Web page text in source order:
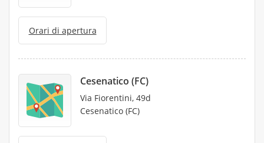
Orari di apertura
Cesenatico (FC)
Via Fiorentini, 49d
Cesenatico (FC)